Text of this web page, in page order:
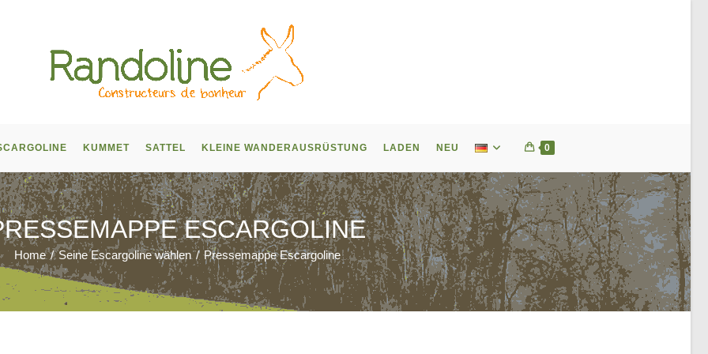
KUMMET SATTEL KLEINE WANDERAUSRÜSTUNG LADEN NEU 0
ESCARGOLINE
Home / Seine Escargoline wählen / Pressemappe Escargoline